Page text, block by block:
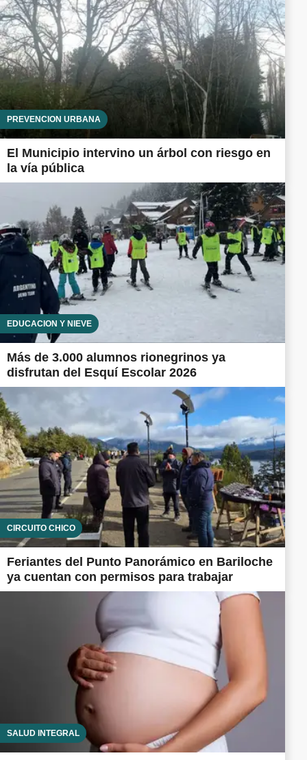
PREVENCIÓN URBANA
El Municipio intervino un árbol con riesgo en
la vía pública
EDUCACIÓN Y NIEVE
Más de 3.000 alumnos rionegrinos ya
disfrutan del Esquí Escolar 2026
CIRCUITO CHICO
Feriantes del Punto Panorámico en Bariloche
ya cuentan con permisos para trabajar
SALUD INTEGRAL